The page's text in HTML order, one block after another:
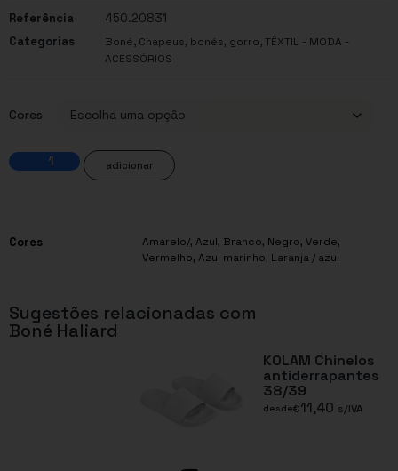
Referência
450.20831
Categorias
Boné, Chapeus, bonés, gorro,TÊXTIL - MODA -
ACESSÓRIOS
Cores
adicionar
Cores Amarelo/, Azul, Branco, Negro, Verde,
Vermelho, Azul marinho, Laranja / azul
Sugestões relacionadas com
Boné Haliard
KOLAM Chinelos
antiderrapantes
38/39
desde€11,40 s/IVA